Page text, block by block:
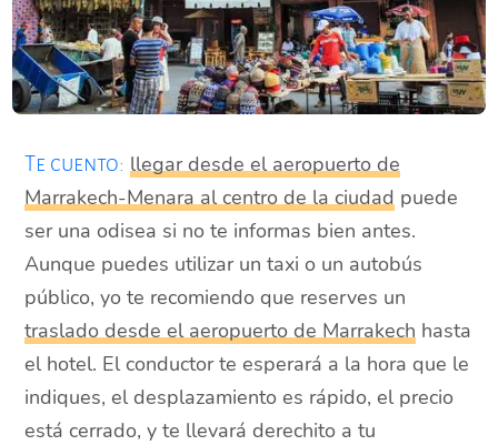
Te cuento: llegar desde el aeropuerto de
Marrakech-Menara al centro de la ciudad puede
ser una odisea si no te informas bien antes.
Aunque puedes utilizar un taxi o un autobús
público, yo te recomiendo que reserves un
traslado desde el aeropuerto de Marrakech hasta
el hotel. El conductor te esperará a la hora que le
indiques, el desplazamiento es rápido, el precio
está cerrado, y te llevará derechito a tu